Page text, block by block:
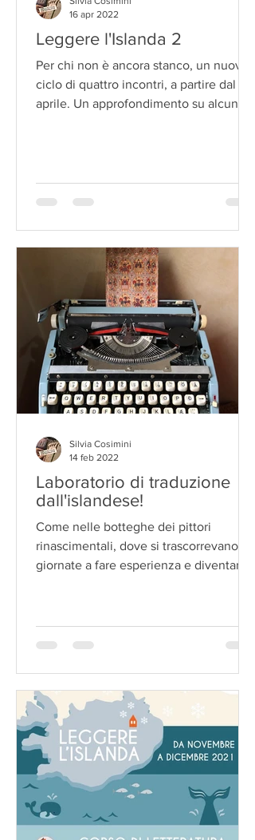
Leggere l'Islanda 2
Per chi non è ancora stanco, un nuovo
ciclo di quattro incontri, a partire dal 19
aprile. Un approfondimento su alcuni
16 apr 2022
Laboratorio di traduzione
dall'islandese!
Come nelle botteghe dei pittori
rinascimentali, dove si trascorrevano le
giornate a fare esperienza e diventare
Silvia Cosimini
14 feb 2022